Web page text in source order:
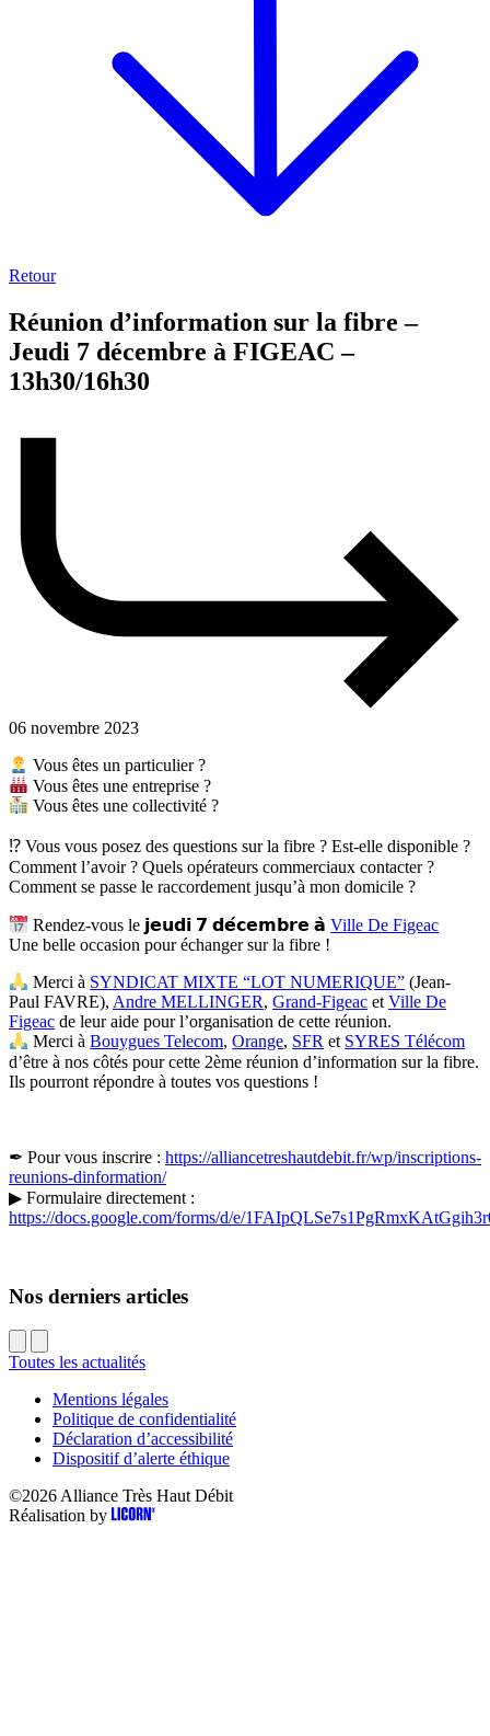
Retour
Réunion d’information sur la fibre –
Jeudi 7 décembre à FIGEAC –
13h30/16h30
06 novembre 2023
Vous êtes un particulier ?
Vous êtes une entreprise ?
Vous êtes une collectivité ?
⁉ Vous vous posez des questions sur la fibre ? Est-elle disponible ?
Comment l’avoir ? Quels opérateurs commerciaux contacter ?
Comment se passe le raccordement jusqu’à mon domicile ?
Rendez-vous le 𝗷𝗲𝘂𝗱𝗶 𝟳 𝗱𝗲́𝗰𝗲𝗺𝗯𝗿𝗲 𝗮̀Ville De Figeac
Une belle occasion pour échanger sur la fibre !
Merci à SYNDICAT MIXTE “LOT NUMERIQUE”​ (Jean-
Paul FAVRE)​, Andre MELLINGER, Grand-Figeac et Ville De
Figeac de leur aide pour l’organisation de cette réunion.
Merci àBouygues Telecom,Orange, SFR et SYRES Télécom
d’être à nos côtés pour cette 2ème réunion d’information sur la fibre.
Ils pourront répondre à toutes vos questions !
✒ Pour vous inscrire : https://alliancetreshautdebit.fr/wp/inscriptions-
reunions-dinformation/
▶ Formulaire directement :
https://docs.google.com/forms/d/e/
Nos derniers articles
Toutes les actualités
Mentions légales
Politique de confidentialité
Déclaration d’accessibilité
Dispositif d’alerte éthique
©2026 Alliance Très Haut Débit
Réalisation by